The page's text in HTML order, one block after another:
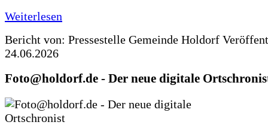
Weiterlesen
Bericht von: Pressestelle Gemeinde Holdorf
24.06.2026
Foto@holdorf.de - Der neue digitale